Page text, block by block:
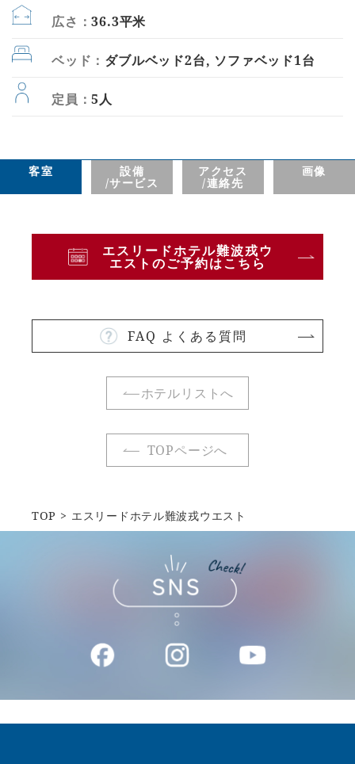
広さ：36.3平米
ベッド： ダブルベッド2台, ソファベッド1台
定員：5人
客室 設備
/サービス
アクセス
/連絡先
画像
エスリードホテル難波戎ウ
エストのご予約はこちら
FAQ よくある質問
ホテルリストへ
TOPページへ
TOP エスリードホテル難波戎ウエスト